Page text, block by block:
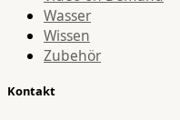
Wasser
Wissen
Zubehör
Kontakt